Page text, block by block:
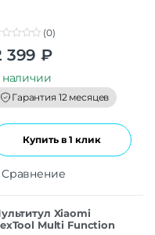
(0)
399 ₽
наличии
Гарантия 12 месяцев
Купить в 1 клик
Сравнение
Xiaomi
Multi Function